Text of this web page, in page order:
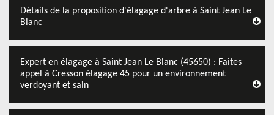
Détails de la proposition d'élagage d'arbre à Saint Jean Le
Blanc
Expert en élagage à Saint Jean Le Blanc (45650) : Faites
appel à Cresson élagage 45 pour un environnement
verdoyant et sain